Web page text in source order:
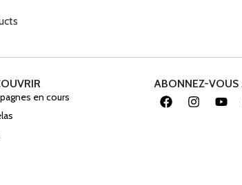
en cours
ABONNEZ-VOUS